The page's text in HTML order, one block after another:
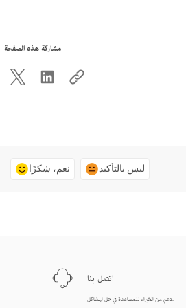
مشاركة هذه الصفحة
نعم، شكرًا ليس بالتأكيد
اتصل بنا
دعم من الخبراء للمساعدة في حل المشاكل.